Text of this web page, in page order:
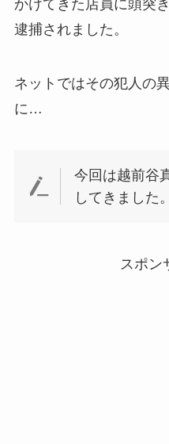
かけてきた店員に頭突
逮捕されました。
ネットではその犯人の
に…
今回は越前谷
してきました。
スポン